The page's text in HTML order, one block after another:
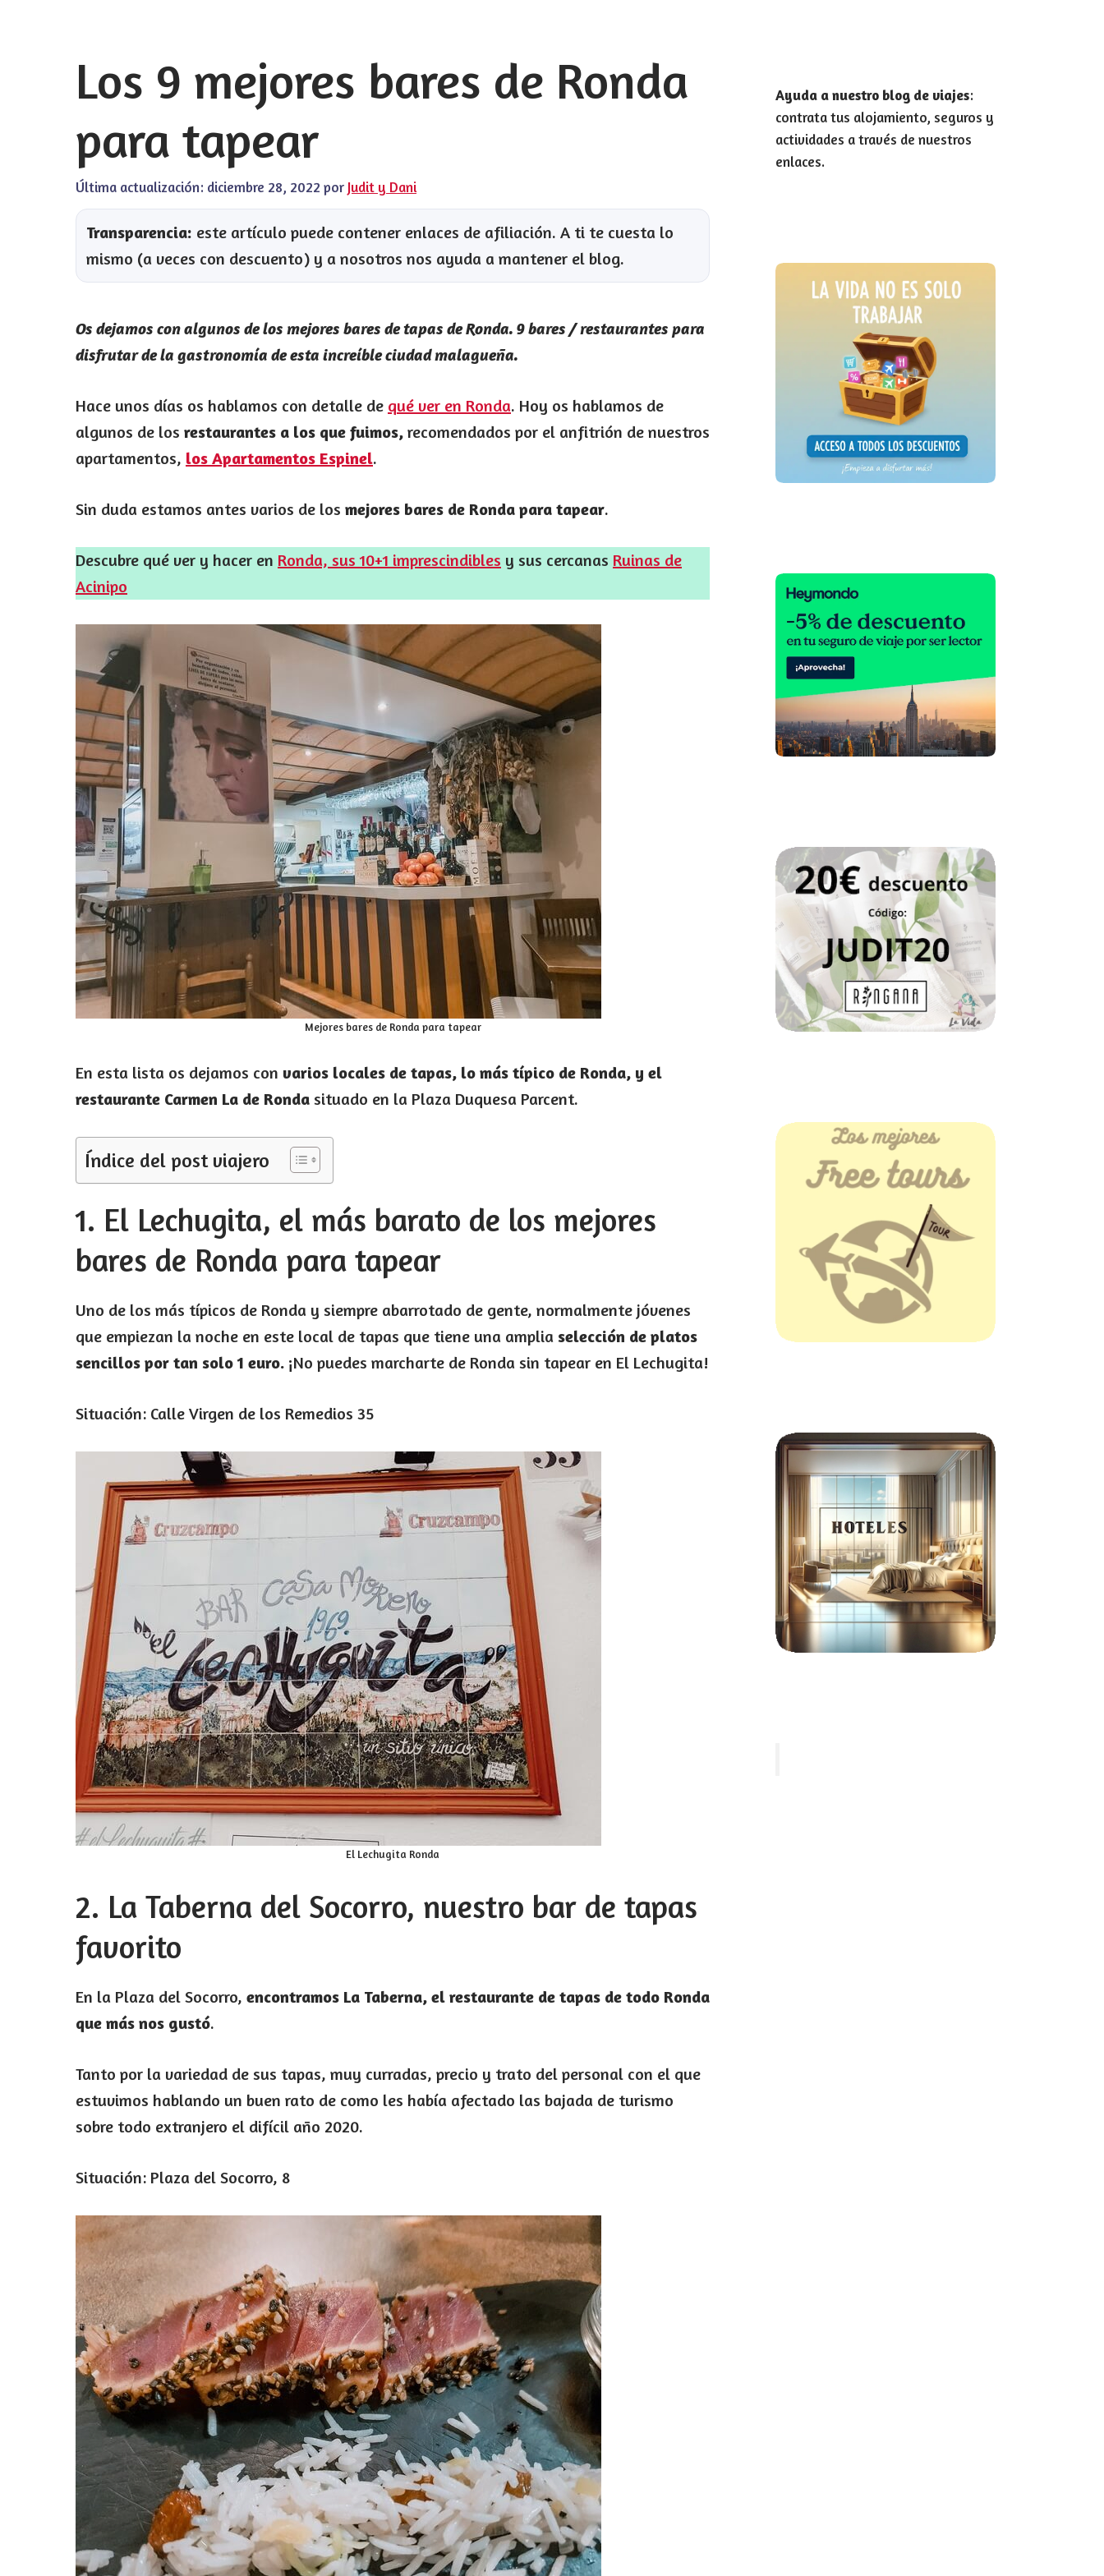
Los 9 mejores bares de Ronda
para tapear
Última actualización: diciembre 28, 2022 por Judit y Dani
Transparencia: este artículo puede contener enlaces de afiliación. A ti te cuesta lo
mismo (a veces con descuento) y a nosotros nos ayuda a mantener el blog.
Os dejamos con algunos de los mejores bares de tapas de Ronda. 9 bares / restaurantes para
disfrutar de la gastronomía de esta increíble ciudadmalagueña.
Hace unos días os hablamos con detalle de qué ver en Ronda. Hoy os hablamos de
algunos de los restaurantes a los que fuimos, recomendados por el anfitrión de nuestros
apartamentos, los Apartamentos Espinel.
Sin duda estamos antes varios de los mejores bares de Ronda para tapear.
Descubre qué ver y hacer en Ronda, sus 10+1 imprescindibles y sus cercanas Ruinas de
Acinipo
Mejores bares de Ronda para tapear
En esta lista os dejamos con varios locales de tapas, lo más típico de Ronda, y el
restaurante Carmen La de Ronda situado en la Plaza Duquesa Parcent.
Índice del post viajero
1. El Lechugita, el más barato de los mejores
bares de Ronda para tapear
Uno de los más típicos de Ronda y siempre abarrotado de gente, normalmente jóvenes
que empiezan la noche en este local de tapas que tiene una amplia selección de platos
sencillos por tan solo 1 euro. ¡No puedes marcharte de Ronda sin tapear en El Lechugita!
Situación: Calle Virgen de los Remedios 35
El Lechugita Ronda
2. La Taberna del Socorro, nuestro bar de tapas
favorito
En la Plaza del Socorro, encontramos La Taberna, el restaurante de tapas de todo Ronda
que más nos gustó.
Tanto por la variedad de sus tapas, muy curradas, precio y trato del personal con el que
estuvimos hablando un buen rato de como les había afectado las bajada de turismo
sobre todo extranjero el difícil año 2020.
Situación: Plaza del Socorro, 8
Ayuda a nuestro blog de viajes:
contrata tus alojamiento, seguros y
actividades a través de nuestros
enlaces.